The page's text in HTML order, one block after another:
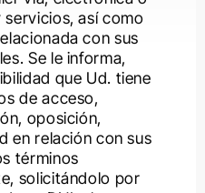
así como
con sus
Se le informa,
que Ud. tiene
de acceso,
oposición,
en relación con sus
términos
solicitándolo por
clientes,
y profesionales